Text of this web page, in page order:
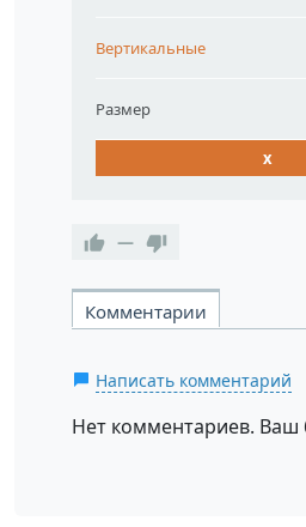
Вертикальные
Размер
x
—
Комментарии
Написать комментарий
Нет комментариев. Ваш